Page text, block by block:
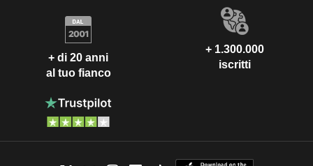
+ di 20 anni
al tuo fianco
+ 1.300.000
iscritti